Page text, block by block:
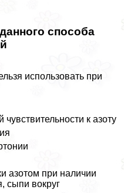
способа
использовать при
к азоту
азотом при наличии
сыпи вокруг